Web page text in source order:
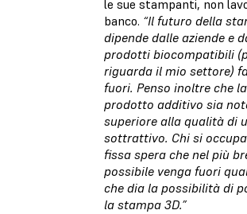
le sue stampanti, non
banco. “Il futuro della
dipende dalle aziende e
prodotti biocompatibili
riguarda il mio settore)
fuori. Penso inoltre che
prodotto additivo sia
superiore alla qualità di
sottrattivo. Chi si
fissa spera che nel più
possibile venga fuori
che dia la possibilità di
la stampa 3D.”